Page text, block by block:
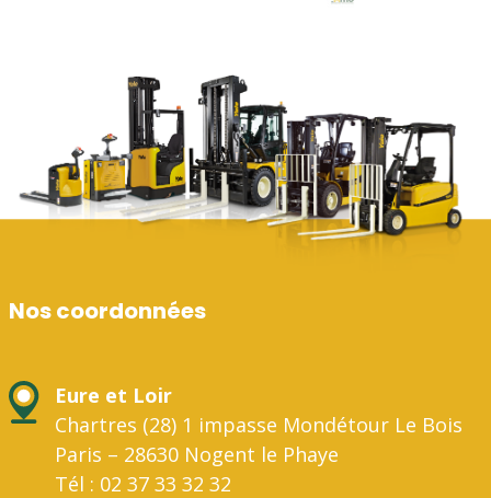
Nos coordonnées
Eure et Loir
Chartres (28) 1 impasse Mondétour Le Bois
Paris – 28630 Nogent le Phaye
Tél : 02 37 33 32 32